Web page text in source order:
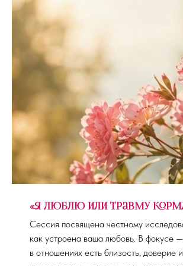
«Я люблю или травму
Сессия посвящена честному
как устроена ваша любовь. В фокусе
в отношениях есть близость, доверие